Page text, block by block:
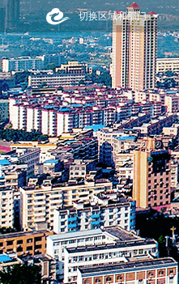
切换区域和部门